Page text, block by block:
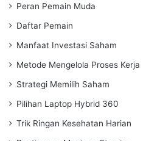
Peran Pemain Muda
Daftar Pemain
Manfaat Investasi Saham
Metode Mengelola Proses Kerja
Strategi Memilih Saham
Pilihan Laptop Hybrid 360
Trik Ringan Kesehatan Harian